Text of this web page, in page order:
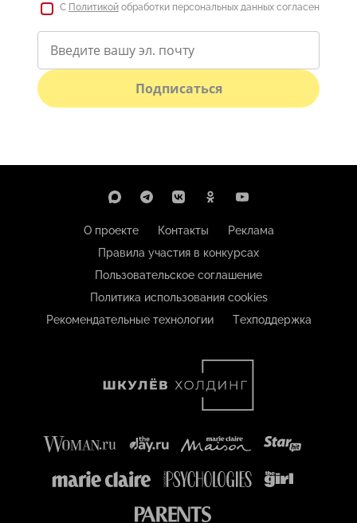
С Политикой обработки персональных данных согласен
Подписаться
О проекте Контакты
Реклама
Правила участия в конкурсах
Пользовательское соглашение
Политика использования cookies
Рекомендательные технологии
Техподдержка